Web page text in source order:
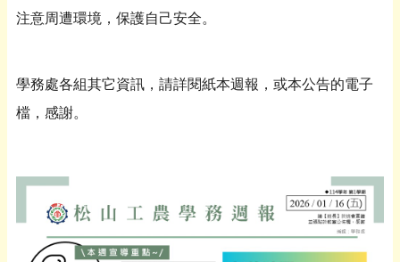
注意周遭環境，保護自己安全。
學務處各組其它資訊，請詳閱紙本週報，或本公告的電子
檔，感謝。